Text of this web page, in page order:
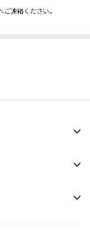
連絡ください。